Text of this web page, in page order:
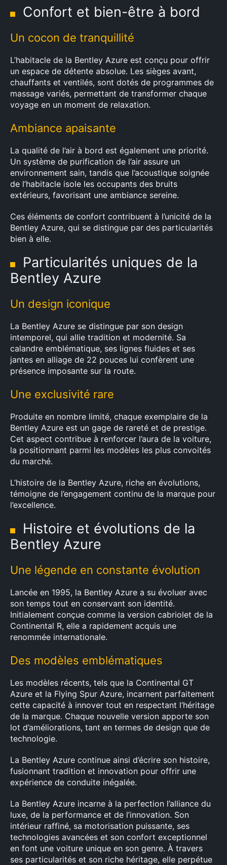
Confort et bien-être à bord
Un cocon de tranquillité
L’habitacle de la Bentley Azure est conçu pour offrir
un espace de détente absolue. Les sièges avant,
chauffants et ventilés, sont dotés de programmes de
massage variés, permettant de transformer chaque
voyage en un moment de relaxation.
Ambiance apaisante
La qualité de l’air à bord est également une priorité.
Un système de purification de l’air assure un
environnement sain, tandis que l’acoustique soignée
de l’habitacle isole les occupants des bruits
extérieurs, favorisant une ambiance sereine.
Ces éléments de confort contribuent à l’unicité de la
Bentley Azure, qui se distingue par des particularités
bien à elle.
Particularités uniques de la
Bentley Azure
Un design iconique
La Bentley Azure se distingue par son design
intemporel, qui allie tradition et modernité. Sa
calandre emblématique, ses lignes fluides et ses
jantes en alliage de 22 pouces lui confèrent une
présence imposante sur la route.
Une exclusivité rare
Produite en nombre limité, chaque exemplaire de la
Bentley Azure est un gage de rareté et de prestige.
Cet aspect contribue à renforcer l’aura de la voiture,
la positionnant parmi les modèles les plus convoités
du marché.
L’histoire de la Bentley Azure, riche en évolutions,
témoigne de l’engagement continu de la marque pour
l’excellence.
Histoire et évolutions de la
Bentley Azure
Une légende en constante évolution
Lancée en 1995, la Bentley Azure a su évoluer avec
son temps tout en conservant son identité.
Initialement conçue comme la version cabriolet de la
Continental R, elle a rapidement acquis une
renommée internationale.
Des modèles emblématiques
Les modèles récents, tels que la Continental GT
Azure et la Flying Spur Azure, incarnent parfaitement
cette capacité à innover tout en respectant l’héritage
de la marque. Chaque nouvelle version apporte son
lot d’améliorations, tant en termes de design que de
technologie.
La Bentley Azure continue ainsi d’écrire son histoire,
fusionnant tradition et innovation pour offrir une
expérience de conduite inégalée.
La Bentley Azure incarne à la perfection l’alliance du
luxe, de la performance et de l’innovation. Son
intérieur raffiné, sa motorisation puissante, ses
technologies avancées et son confort exceptionnel
en font une voiture unique en son genre. À travers
ses particularités et son riche héritage, elle perpétue
×
Rechercher
: